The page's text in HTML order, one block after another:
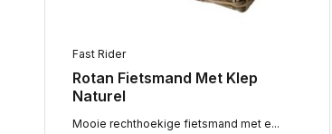
Fast Rider
Rotan Fietsmand Met Klep
Naturel
Mooie rechthoekige fietsmand met e...